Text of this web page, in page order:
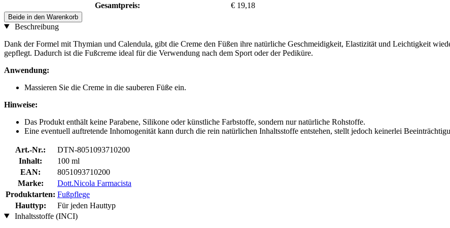
Gesamtpreis:
€ 19,18
Beide in den Warenkorb
Beschreibung
Dank der Formel mit Thymian und Calendula, gibt die Creme den Füßen ihre natürliche Geschmeidigkeit, Elastizität und Leichtigkeit
gepflegt. Dadurch ist die Fußcreme ideal für die Verwendung nach dem Sport oder der Pediküre.
Anwendung:
Massieren Sie die Creme in die sauberen Füße ein.
Hinweise:
Das Produkt enthält keine Parabene, Silikone oder künstliche Farbstoffe, sondern nur natürliche Rohstoffe.
Eine eventuell auftretende Inhomogenität kann durch die rein natürlichen Inhaltsstoffe entstehen, stellt jedoch keinerlei
Art.-Nr.:
DTN-8051093710200
Inhalt:
100 ml
EAN:
8051093710200
Marke:
Dott.Nicola Farmacista
Produktarten: Fußpflege
Hauttyp:
Für jeden Hauttyp
Inhaltsstoffe (INCI)